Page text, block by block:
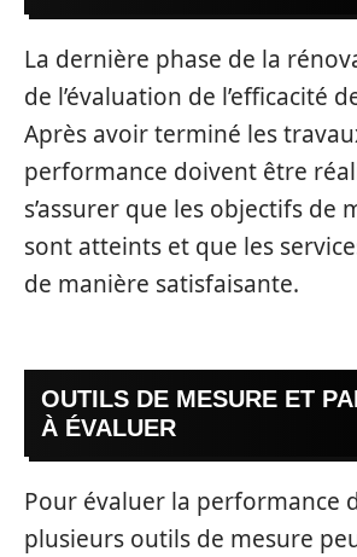
La dernière phase de la
de l’évaluation de l’efficacité
Après avoir terminé les
performance doivent être
s’assurer que les objectifs de
sont atteints et que les
de manière satisfaisante.
OUTILS DE MESURE ET
À ÉVALUER
Pour évaluer la performance
plusieurs outils de mesure